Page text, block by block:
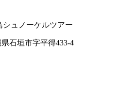
ュノーケルツアー
石垣市字平得433-4